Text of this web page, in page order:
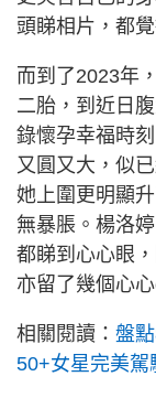
頭睇相片，都
而到了2023年
二胎，到近日
錄懷孕幸福時
又圓又大，似
她上圍更明顯
無暴脹。楊洛
都睇到心心眼
亦留了幾個心心
相關閱讀： 盤
50+女星完美駕